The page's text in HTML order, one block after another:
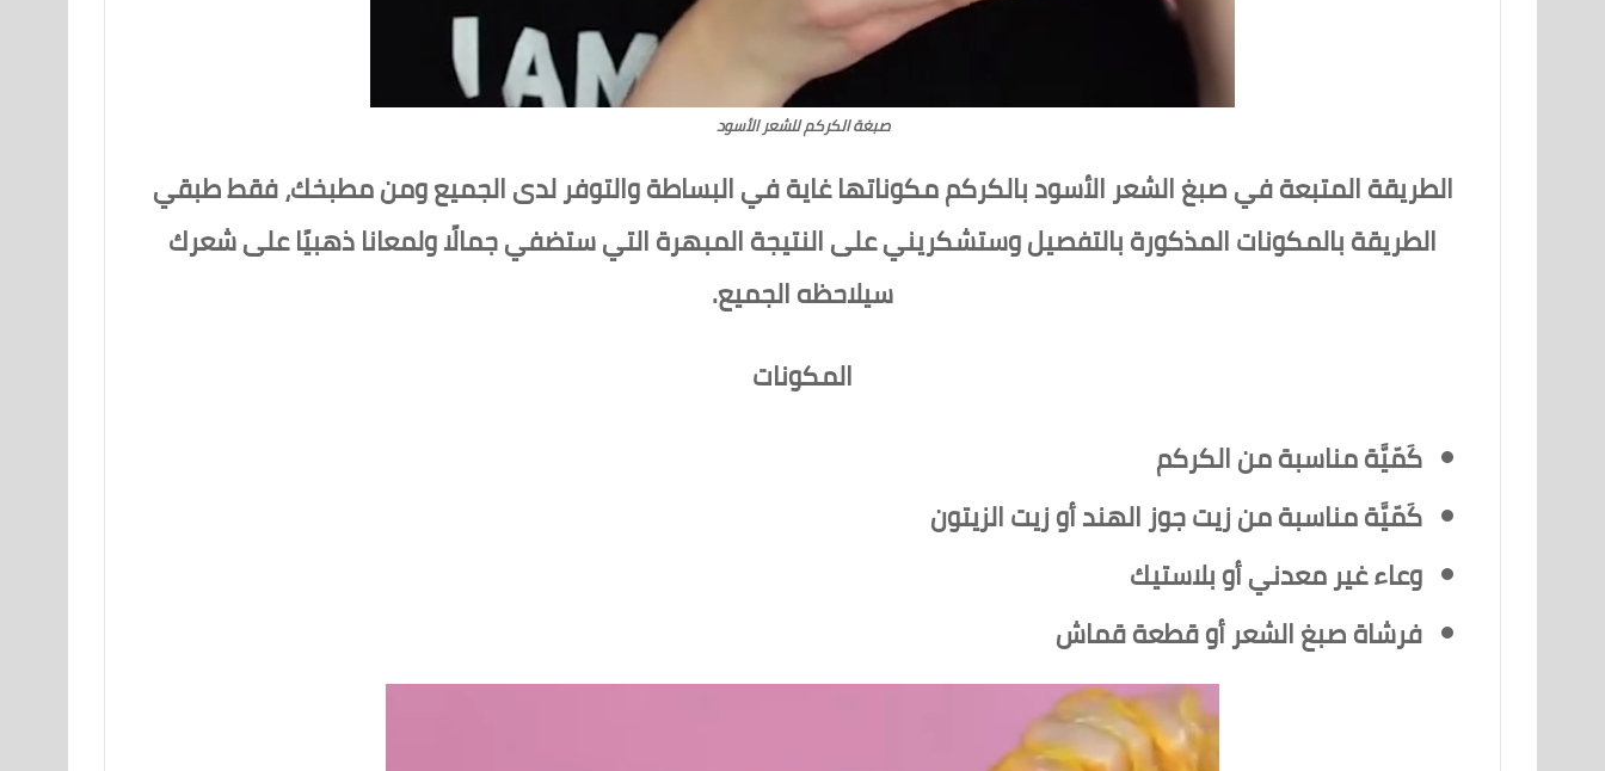
صبغة الكركم للشعر الأسود
الطريقة المتبعة في صبغ الشعر الأسود بالكركم مكوناتها غاية في البساطة والتوفر لدى الجميع ومن مطبخك، فقط طبقي
الطريقة بالمكونات المذكورة بالتفصيل وستشكريني على النتيجة المبهرة التي ستضفي جمالًا ولمعانا ذهبيًا على شعرك
سيلاحظه الجميع.
المكونات
كَمّيَّة مناسبة من الكركم
كَمّيَّة مناسبة من زيت جوز الهند أو زيت الزيتون
وعاء غير معدني أو بلاستيك
فرشاة صبغ الشعر أو قطعة قماش